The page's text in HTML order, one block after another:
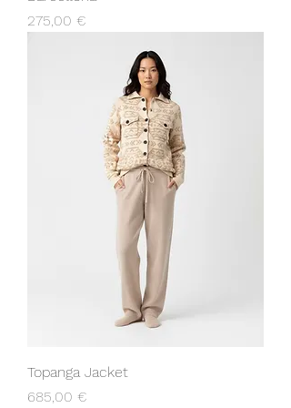
Prezzo
275,00 €
Topanga Jacket
Prezzo
685,00 €